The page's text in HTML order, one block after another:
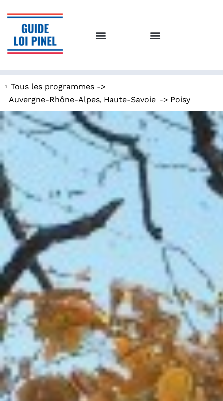
Tous les programmes ->
Auvergne-Rhône-Alpes, Haute-Savoie -> Poisy